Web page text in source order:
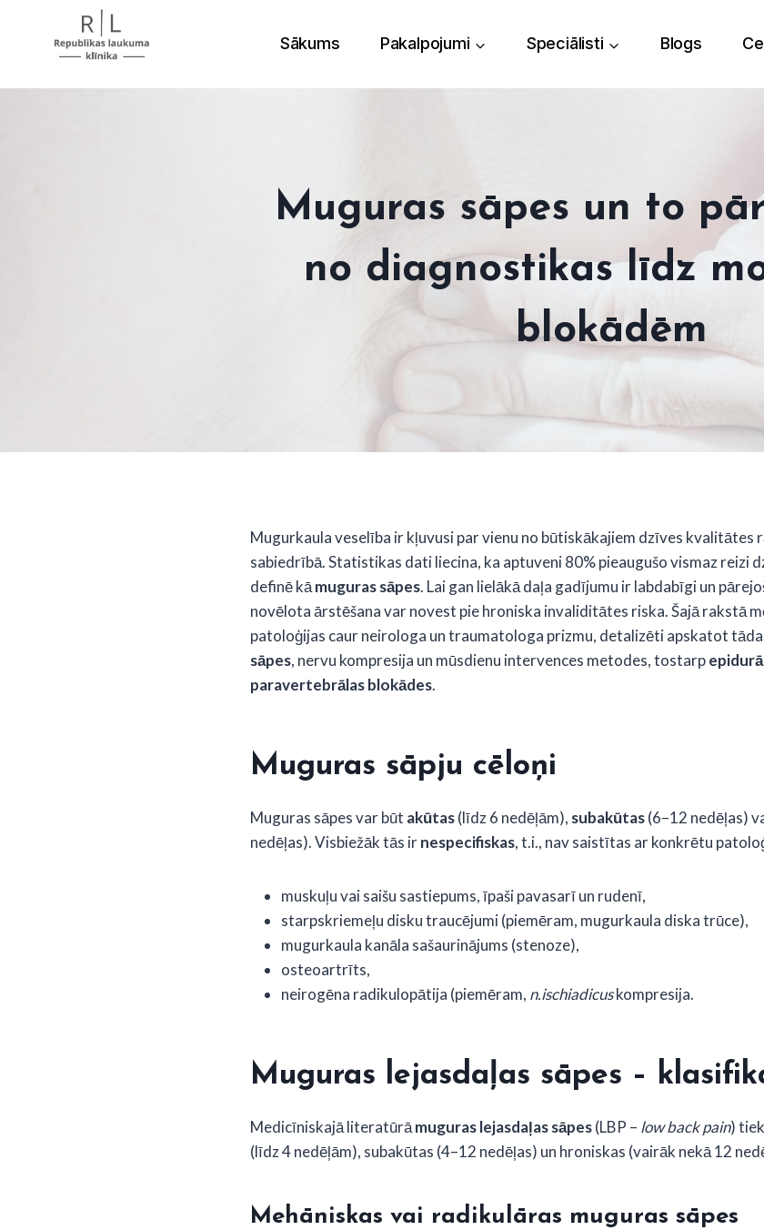
Sākums Pakalpojumi Speciālisti Blogs
Muguras sāpes un to
no diagnostikas līdz
blokādēm
Mugurkaula veselība ir kļuvusi par vienu no būtiskākajiem dzīves kvalitātes
sabiedrībā. Statistikas dati liecina, ka aptuveni 80% pieaugušo vismaz reizi
definē kāmuguras sāpes. Lai gan lielākā daļa gadījumu ir labdabīgi un
novēlota ārstēšana var novest pie hroniska invaliditātes riska. Šajā rakstā
patoloģijas caur neirologa un traumatologa prizmu, detalizēti apskatot
sāpes, nervu kompresija un mūsdienu intervences metodes, tostarp
paravertebrālas blokādes.
Muguras sāpju cēloņi
Muguras sāpes var būt akūtas(līdz 6 nedēļām), subakūtas(6–12 nedēļas)
nedēļas). Visbiežāk tās irnespecifiskas, t.i., nav saistītas ar konkrētu
muskuļu vai saišu sastiepums, īpaši pavasarī un rudenī,
starpskriemeļu disku traucējumi (piemēram, mugurkaula diska trūce),
mugurkaula kanāla sašaurinājums (stenoze),
osteoartrīts,
neirogēna radikulopātija (piemēram, n.ischiadicuskompresija.
Muguras lejasdaļas sāpes –
Medicīniskajā literatūrāmuguras lejasdaļas sāpes(LBP – low back pain)
(līdz 4 nedēļām), subakūtas (4–12 nedēļas) un hroniskas (vairāk nekā 12
Mehāniskas vai radikulāras muguras sāpes